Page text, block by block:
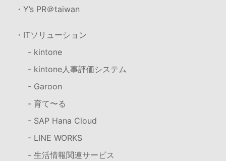
・Y’s PR＠taiwan
・ITソリューション
- kintone
- kintone人事評価システム
- Garoon
- 育て〜る
- SAP Hana Cloud
- LINE WORKS
- 生活情報関連サービス